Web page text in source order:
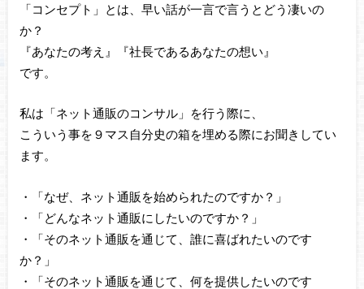
「コンセプト」とは、早い話が一言で言うとどう凄いの
か？
『あなたの考え』『社長であるあなたの想い』
です。
私は「ネット通販のコンサル」を行う際に、
こういう事を９マス自分史の箱を埋める際にお聞きしてい
ます。
・「なぜ、ネット通販を始められたのですか？」
・「どんなネット通販にしたいのですか？」
・「そのネット通販を通じて、誰に喜ばれたいのです
か？」
・「そのネット通販を通じて、何を提供したいのです